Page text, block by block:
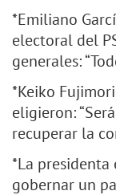
*Emiliano
electoral del
generales:
*Keiko
eligieron:
recuperar la
*La
gobernar un